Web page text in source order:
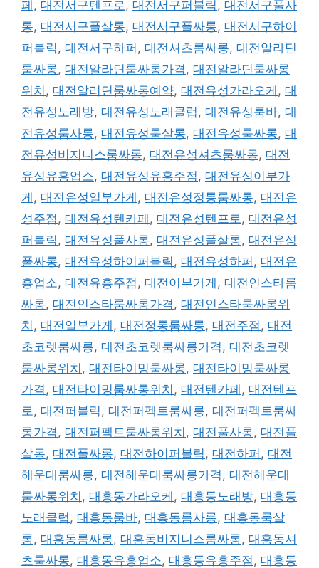
페 , 대전서구텐프로 , 대전서구퍼블릭 , 대전서구풀사
롱, 대전서구풀살롱, 대전서구풀싸롱, 대전서구하이
퍼블릭 , 대전서구하퍼 , 대전셔츠룸싸롱, 대전알라딘
룸싸롱, 대전알라딘룸싸롱가격 , 대전알라딘룸싸롱
위치 , 대전알리딘룸싸롱예약, 대전유성가라오케 , 대
전유성노래방, 대전유성노래클럽 , 대전유성룸바, 대
전유성룸사롱, 대전유성룸살롱, 대전유성룸싸롱, 대
전유성비지니스룸싸롱, 대전유성셔츠룸싸롱, 대전
유성유흥업소, 대전유성유흥주점 , 대전유성이부가
게 , 대전유성일부가게 , 대전유성정통룸싸롱, 대전유
성주점 , 대전유성텐카페 , 대전유성텐프로 , 대전유성
퍼블릭 , 대전유성풀사롱, 대전유성풀살롱, 대전유성
풀싸롱, 대전유성하이퍼블릭 , 대전유성하퍼 , 대전유
흥업소, 대전유흥주점 , 대전이부가게 , 대전인스타룸
싸롱, 대전인스타룸싸롱가격 , 대전인스타룸싸롱위
치 , 대전일부가게 , 대전정통룸싸롱, 대전주점 , 대전
초코렛룸싸롱, 대전초코렛룸싸롱가격 , 대전초코렛
룸싸롱위치 , 대전타이밍룸싸롱, 대전타이밍룸싸롱
가격 , 대전타이밍룸싸롱위치 , 대전텐카페 , 대전텐프
로 , 대전퍼블릭 , 대전퍼펙트룸싸롱, 대전퍼펙트룸싸
롱가격 , 대전퍼펙트룸싸롱위치 , 대전풀사롱, 대전풀
살롱, 대전풀싸롱, 대전하이퍼블릭 , 대전하퍼 , 대전
해운대룸싸롱, 대전해운대룸싸롱가격 , 대전해운대
룸싸롱위치 , 대흥동가라오케 , 대흥동노래방, 대흥동
노래클럽 , 대흥동룸바, 대흥동룸사롱, 대흥동룸살
롱, 대흥동룸싸롱, 대흥동비지니스룸싸롱, 대흥동셔
츠룸싸롱, 대흥동유흥업소, 대흥동유흥주점 , 대흥동